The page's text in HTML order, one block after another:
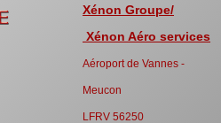
Xénon Groupe/
Xénon Aéro services
Aéroport de Vannes -
Meucon
LFRV 56250